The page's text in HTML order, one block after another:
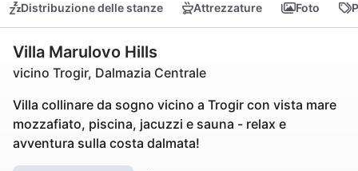
Distribuzione delle stanze Attrezzature Foto
Villa Marulovo Hills
vicino Trogir, Dalmazia Centrale
Villa collinare da sogno vicino a Trogir con vista mare
mozzafiato, piscina, jacuzzi e sauna - relax e
avventura sulla costa dalmata!